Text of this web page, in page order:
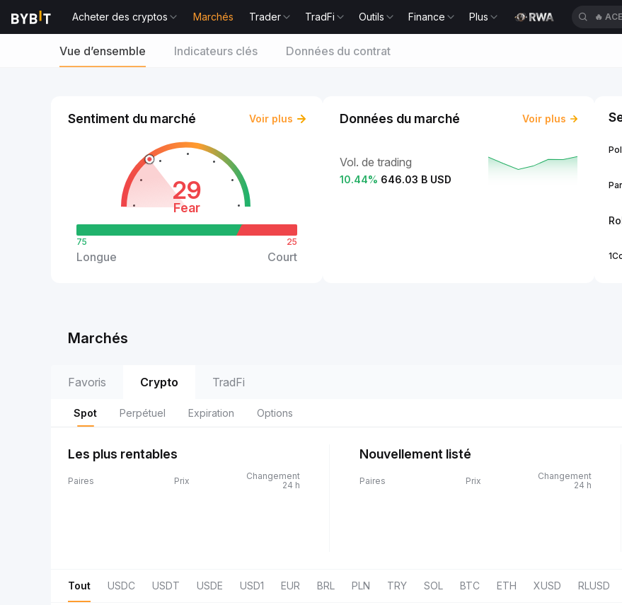
Acheter des cryptos Marchés Trader TradFi Outils Finance Plus 🔥
Vue d’ensemble Indicateurs clés Données du contrat
Sentiment du marché Voir plus
29
Fear
75
Longue
25
Court
Données du marché Voir plus
Vol. de trading
10.44% 646.03 B USD
Marchés
Favoris Crypto TradFi
Spot Perpétuel Expiration Options
Les plus rentables
Paires Prix
Changement
24 h
Nouvellement listé
Paires Prix
Changement
24 h
Tout USDC USDT USDE USD1 EUR BRL PLN TRY SOL BTC ETH XUSD RLUSD